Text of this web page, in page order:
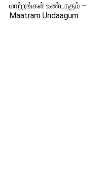
மாற்றங்கள் உண்டாகும் –
Maatram Undaagum